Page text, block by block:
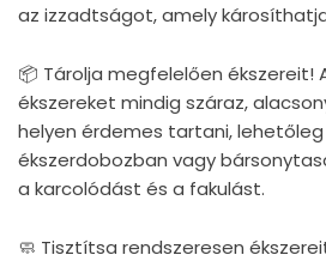
az izzadtságot, amely
📦 Tárolja megfelelően ékszereit!
ékszereket mindig száraz,
helyen érdemes tartani,
ékszerdobozban vagy
a karcolódást és a fakulást.
🧼 Tisztítsa rendszeresen